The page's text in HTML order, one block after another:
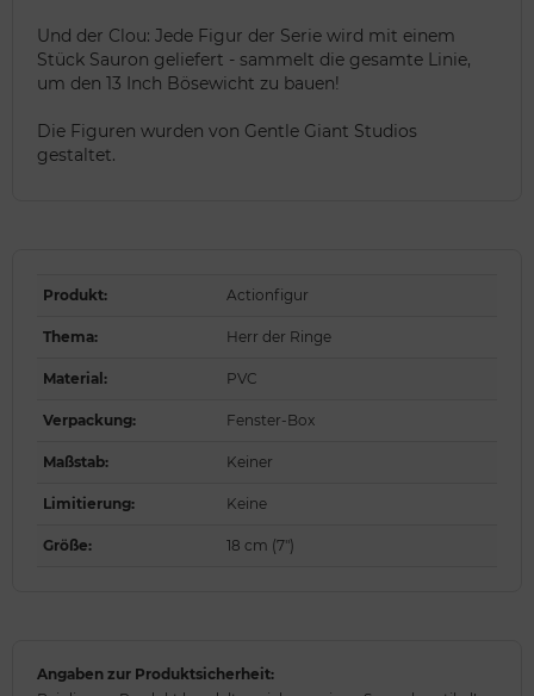
Und der Clou: Jede Figur der Serie wird mit einem
Stück Sauron geliefert - sammelt die gesamte Linie,
um den 13 Inch Bösewicht zu bauen!
Die Figuren wurden von Gentle Giant Studios
gestaltet.
Produkt: Actionfigur
Thema: Herr der Ringe
Material: PVC
Verpackung: Fenster-Box
Maßstab: Keiner
Limitierung: Keine
Größe: 18 cm (7")
Angaben zur Produktsicherheit: